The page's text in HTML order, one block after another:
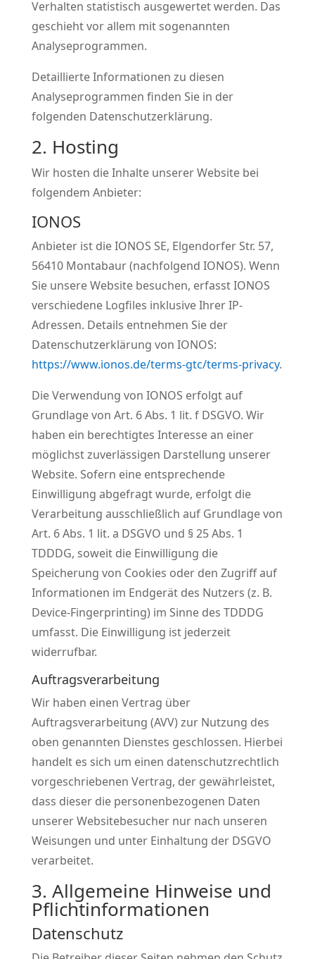
Verhalten statistisch ausgewertet werden. Das
geschieht vor allem mit sogenannten
Analyseprogrammen.
Detaillierte Informationen zu diesen
Analyseprogrammen finden Sie in der
folgenden Datenschutzerklärung.
2. Hosting
Wir hosten die Inhalte unserer Website bei
folgendem Anbieter:
IONOS
Anbieter ist die IONOS SE, Elgendorfer Str. 57,
56410 Montabaur (nachfolgend IONOS). Wenn
Sie unsere Website besuchen, erfasst IONOS
verschiedene Logfiles inklusive Ihrer IP-
Adressen. Details entnehmen Sie der
Datenschutzerklärung von IONOS:
https://www.ionos.de/terms-gtc/terms-privacy.
Die Verwendung von IONOS erfolgt auf
Grundlage von Art. 6 Abs. 1 lit. f DSGVO. Wir
haben ein berechtigtes Interesse an einer
möglichst zuverlässigen Darstellung unserer
Website. Sofern eine entsprechende
Einwilligung abgefragt wurde, erfolgt die
Verarbeitung ausschließlich auf Grundlage von
Art. 6 Abs. 1 lit. a DSGVO und § 25 Abs. 1
TDDDG, soweit die Einwilligung die
Speicherung von Cookies oder den Zugriff auf
Informationen im Endgerät des Nutzers (z. B.
Device-Fingerprinting) im Sinne des TDDDG
umfasst. Die Einwilligung ist jederzeit
widerrufbar.
Auftragsverarbeitung
Wir haben einen Vertrag über
Auftragsverarbeitung (AVV) zur Nutzung des
oben genannten Dienstes geschlossen. Hierbei
handelt es sich um einen datenschutzrechtlich
vorgeschriebenen Vertrag, der gewährleistet,
dass dieser die personenbezogenen Daten
unserer Websitebesucher nur nach unseren
Weisungen und unter Einhaltung der DSGVO
verarbeitet.
3. Allgemeine Hinweise und
Pflicht­informationen
Datenschutz